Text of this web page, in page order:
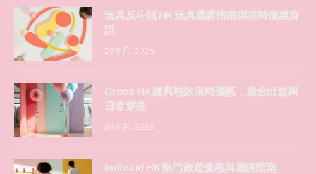
玩具反斗城 HK 玩具選購指南與限時優惠資
訊
29 5 月, 2026
Crocs HK 經典鞋款限時優惠，適合出遊與
日常穿搭
29 5 月, 2026
Indicaid HK 熱門旅遊優惠與選購指南